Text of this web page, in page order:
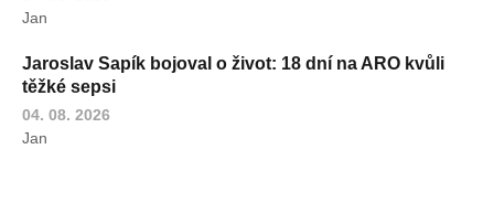
Jan
Jaroslav Sapík bojoval o život: 18 dní na ARO kvůli
těžké sepsi
04. 08. 2026
Jan